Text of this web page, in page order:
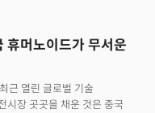
머노이드가 무서운
근 열린 글로벌 기술
시장 곳곳을 채운 것은 중국